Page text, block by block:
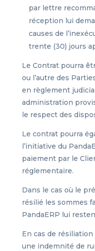
par lettre
réception lui
causes de
trente (30) jours
Le Contrat pourra
ou l’autre des
en règlement
administration
le respect des
Le contrat pourra
l’initiative du
paiement par le
réglementaire.
Dans le cas où le
résilié les sommes
PandaERP lui
En cas de
une indemnité de